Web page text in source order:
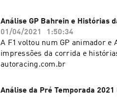
https://www.youtube.com/
Life: https://www.youtube.com/
HighSpeed: https://
Análise GP Bahrein e Histórias
01/04/2021
1:50:34
A F1 voltou num GP animador e
impressões da corrida e
autoracing.com.br
Análise da Pré Temporada 2021